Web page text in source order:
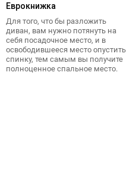
Еврокнижка
Для того, что бы разложить
диван, вам нужно потянуть на
себя посадочное место, и в
освободившееся место опустить
спинку, тем самым вы получите
полноценное спальное место.